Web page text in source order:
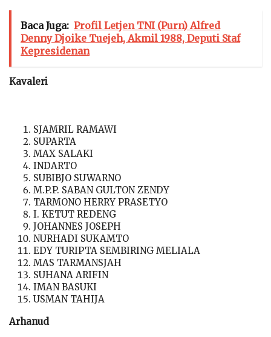
Baca Juga: Profil Letjen TNI (Purn) Alfred
Denny Djoike Tuejeh, Akmil 1988, Deputi Staf
Kepresidenan
Kavaleri
SJAMRIL RAMAWI
SUPARTA
MAX SALAKI
INDARTO
SUBIBJO SUWARNO
M.P.P. SABAN GULTON ZENDY
TARMONO HERRY PRASETYO
I. KETUT REDENG
JOHANNES JOSEPH
NURHADI SUKAMTO
EDY TURIPTA SEMBIRING MELIALA
MAS TARMANSJAH
SUHANA ARIFIN
IMAN BASUKI
USMAN TAHIJA
Arhanud